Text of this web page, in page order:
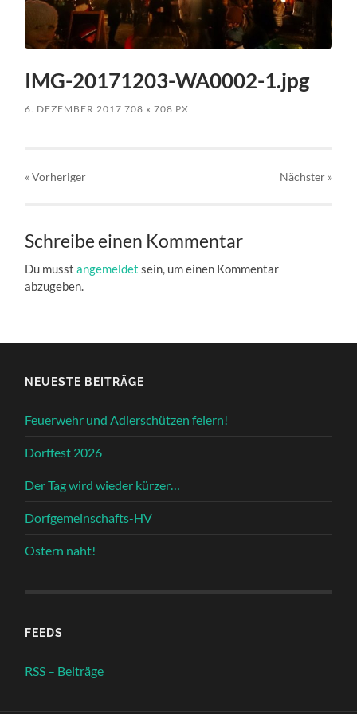
IMG-20171203-WA0002-1.jpg
6. DEZEMBER 2017 708x 708 PX
« Vorheriger Nächster »
Schreibe einen Kommentar
Du musstangemeldet sein, um einen Kommentar
abzugeben.
NEUESTE BEITRÄGE
Feuerwehr und Adlerschützen feiern!
Dorffest 2026
Der Tag wird wieder kürzer…
Dorfgemeinschafts-HV
Ostern naht!
FEEDS
RSS – Beiträge